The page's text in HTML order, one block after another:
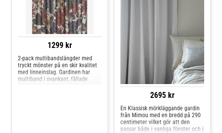
1299 kr
2-pack multibandslängder med
tryckt mönster på en skir kvalitet
med linneinslag. Gardinen har
multiband i ovankant, fållade
2695 kr
En Klassisk mörkläggande gardin
från Mimou med en bredd på 290
centimeter vilket gör att den
passar både i vanliga fönster och i